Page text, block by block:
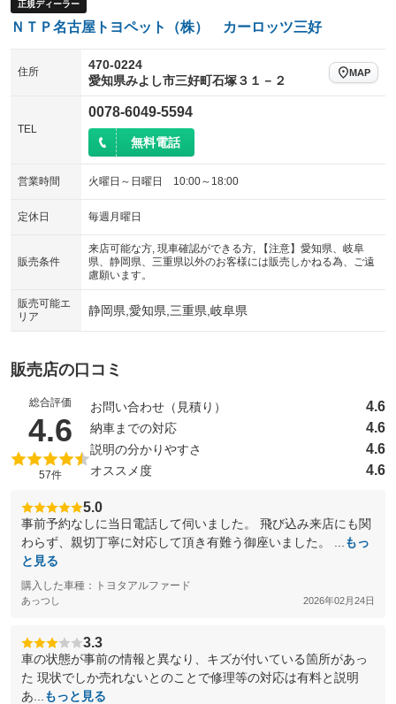
装備略号／用語解説
パワーシート
：装備なし
ベンチシート フルフラットシート
チップアップシート
：装備なし ：装備なし
ウォークスルー
：装備なし
電動リアゲート
サイドカメラ
エアサスペンション
：装備なし ヘッドライトウォッシャー
：装備なし
正規ディーラー
ＮＴＰ名古屋トヨペット（株） カーロッツ三好
住所
470-0224
愛知県みよし市三好町石塚３１－２
MAP
TEL
0078-6049-5594
無料電話
営業時間 火曜日～日曜日 10:00～18:00
定休日 毎週月曜日
販売条件
来店可能な方, 現車確認ができる方, 【注意】愛知県、岐阜
県、静岡県、三重県以外のお客様には販売しかねる為、ご遠
慮願います。
販売可能エ
リア
静岡県,愛知県,三重県,岐阜県
販売店の口コミ
総合評価
4.6 （5点満点中）
57件
お問い合わせ（見積り） 4.6
納車までの対応 4.6
説明の分かりやすさ 4.6
オススメ度 4.6
5.0
事前予約なしに当日電話して伺いました。 飛び込み来店にも関
わらず、親切丁寧に対応して頂き有難う御座いました。 ...
もっ
と見る
購入した車種：トヨタアルファード
あっつし 2026年02月24日
3.3
車の状態が事前の情報と異なり、キズが付いている箇所があっ
た 現状でしか売れないとのことで修理等の対応は有料と説明
あ...
もっと見る